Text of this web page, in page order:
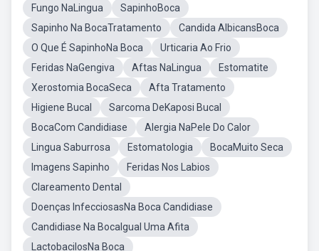
Fungo NaLingua
SapinhoBoca
Sapinho Na BocaTratamento
Candida AlbicansBoca
O Que É SapinhoNa Boca
Urticaria Ao Frio
Feridas NaGengiva
Aftas NaLingua
Estomatite
Xerostomia BocaSeca
Afta Tratamento
Higiene Bucal
Sarcoma DeKaposi Bucal
BocaCom Candidiase
Alergia NaPele Do Calor
Lingua Saburrosa
Estomatologia
BocaMuito Seca
Imagens Sapinho
Feridas Nos Labios
Clareamento Dental
Doenças InfecciosasNa Boca Candidiase
Candidiase Na BocaIgual Uma Afita
LactobacilosNa Boca